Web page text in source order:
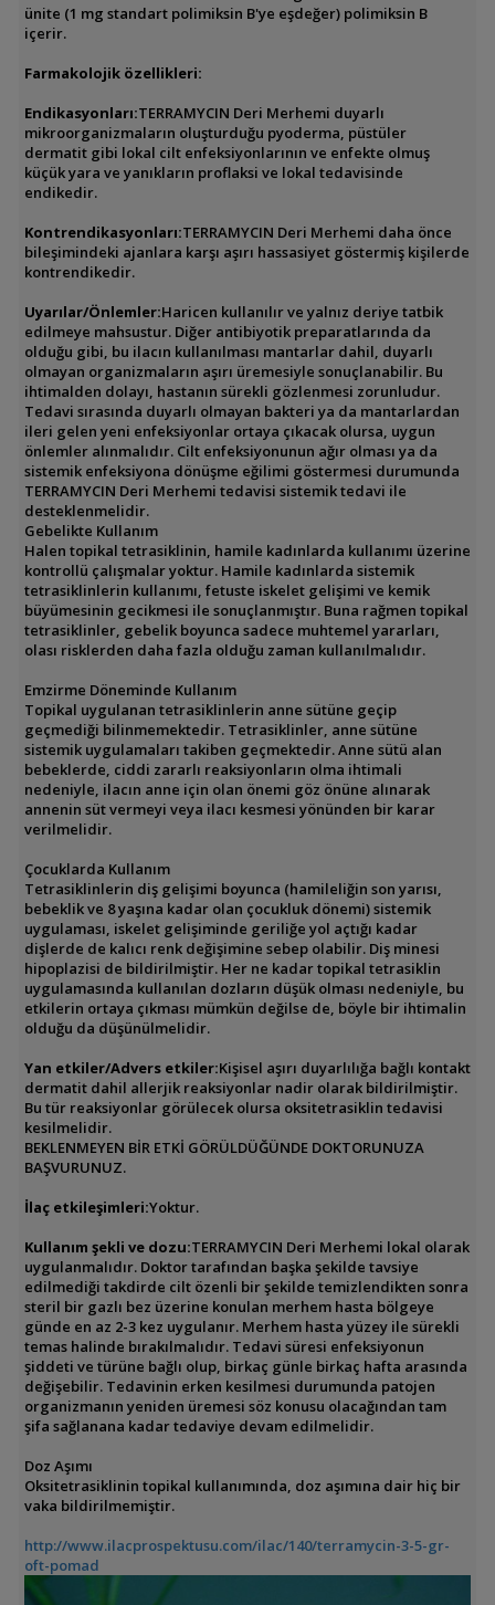
ünite (1 mg standart polimiksin B'ye eşdeğer) polimiksin B
içerir.
Farmakolojik özellikleri:
Endikasyonları:TERRAMYCIN Deri Merhemi duyarlı
mikroorganizmaların oluşturduğu pyoderma, püstüler
dermatit gibi lokal cilt enfeksiyonlarının ve enfekte olmuş
küçük yara ve yanıkların proflaksi ve lokal tedavisinde
endikedir.
Kontrendikasyonları:TERRAMYCIN Deri Merhemi daha önce
bileşimindeki ajanlara karşı aşırı hassasiyet göstermiş kişilerde
kontrendikedir.
Uyarılar/Önlemler:Haricen kullanılır ve yalnız deriye tatbik
edilmeye mahsustur. Diğer antibiyotik preparatlarında da
olduğu gibi, bu ilacın kullanılması mantarlar dahil, duyarlı
olmayan organizmaların aşırı üremesiyle sonuçlanabilir. Bu
ihtimalden dolayı, hastanın sürekli gözlenmesi zorunludur.
Tedavi sırasında duyarlı olmayan bakteri ya da mantarlardan
ileri gelen yeni enfeksiyonlar ortaya çıkacak olursa, uygun
önlemler alınmalıdır. Cilt enfeksiyonunun ağır olması ya da
sistemik enfeksiyona dönüşme eğilimi göstermesi durumunda
TERRAMYCIN Deri Merhemi tedavisi sistemik tedavi ile
desteklenmelidir.
Gebelikte Kullanım
Halen topikal tetrasiklinin, hamile kadınlarda kullanımı üzerine
kontrollü çalışmalar yoktur. Hamile kadınlarda sistemik
tetrasiklinlerin kullanımı, fetuste iskelet gelişimi ve kemik
büyümesinin gecikmesi ile sonuçlanmıştır. Buna rağmen topikal
tetrasiklinler, gebelik boyunca sadece muhtemel yararları,
olası risklerden daha fazla olduğu zaman kullanılmalıdır.
Emzirme Döneminde Kullanım
Topikal uygulanan tetrasiklinlerin anne sütüne geçip
geçmediği bilinmemektedir. Tetrasiklinler, anne sütüne
sistemik uygulamaları takiben geçmektedir. Anne sütü alan
bebeklerde, ciddi zararlı reaksiyonların olma ihtimali
nedeniyle, ilacın anne için olan önemi göz önüne alınarak
annenin süt vermeyi veya ilacı kesmesi yönünden bir karar
verilmelidir.
Çocuklarda Kullanım
Tetrasiklinlerin diş gelişimi boyunca (hamileliğin son yarısı,
bebeklik ve 8 yaşına kadar olan çocukluk dönemi) sistemik
uygulaması, iskelet gelişiminde geriliğe yol açtığı kadar
dişlerde de kalıcı renk değişimine sebep olabilir. Diş minesi
hipoplazisi de bildirilmiştir. Her ne kadar topikal tetrasiklin
uygulamasında kullanılan dozların düşük olması nedeniyle, bu
etkilerin ortaya çıkması mümkün değilse de, böyle bir ihtimalin
olduğu da düşünülmelidir.
Yan etkiler/Advers etkiler:Kişisel aşırı duyarlılığa bağlı kontakt
dermatit dahil allerjik reaksiyonlar nadir olarak bildirilmiştir.
Bu tür reaksiyonlar görülecek olursa oksitetrasiklin tedavisi
kesilmelidir.
BEKLENMEYEN BİR ETKİ GÖRÜLDÜĞÜNDE DOKTORUNUZA
BAŞVURUNUZ.
İlaç etkileşimleri:Yoktur.
Kullanım şekli ve dozu:TERRAMYCIN Deri Merhemi lokal olarak
uygulanmalıdır. Doktor tarafından başka şekilde tavsiye
edilmediği takdirde cilt özenli bir şekilde temizlendikten sonra
steril bir gazlı bez üzerine konulan merhem hasta bölgeye
günde en az 2-3 kez uygulanır. Merhem hasta yüzey ile sürekli
temas halinde bırakılmalıdır. Tedavi süresi enfeksiyonun
şiddeti ve türüne bağlı olup, birkaç günle birkaç hafta arasında
değişebilir. Tedavinin erken kesilmesi durumunda patojen
organizmanın yeniden üremesi söz konusu olacağından tam
şifa sağlanana kadar tedaviye devam edilmelidir.
Doz Aşımı
Oksitetrasiklinin topikal kullanımında, doz aşımına dair hiç bir
vaka bildirilmemiştir.
http://www.ilacprospektusu.com/ilac/140/terramycin-3-5-gr-
oft-pomad